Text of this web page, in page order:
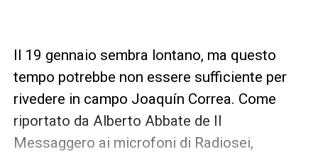
Il 19 gennaio sembra lontano, ma questo
tempo potrebbe non essere sufficiente per
rivedere in campo Joaquín Correa. Come
riportato da Alberto Abbate de Il
Messaggero ai microfoni di Radiosei,